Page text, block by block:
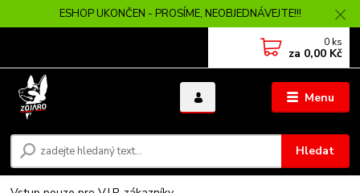
ESHOP UKONČEN - PROSÍME, NEOBJEDNÁVEJTE!!!
Menu
Hledat
0 ks
za 0,00 Kč